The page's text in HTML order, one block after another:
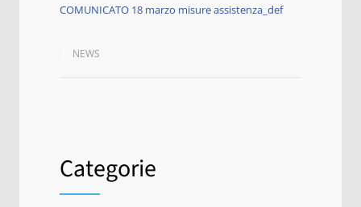
COMUNICATO 18 marzo misure assistenza_def
NEWS
Categorie